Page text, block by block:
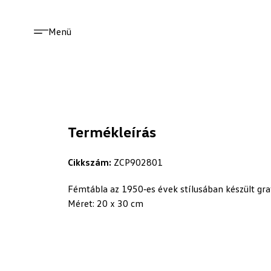
Menü
Termékleírás
Cikkszám: ZCP902801
Fémtábla az 1950‑es évek stílusában készült
Méret: 20 x 30 cm